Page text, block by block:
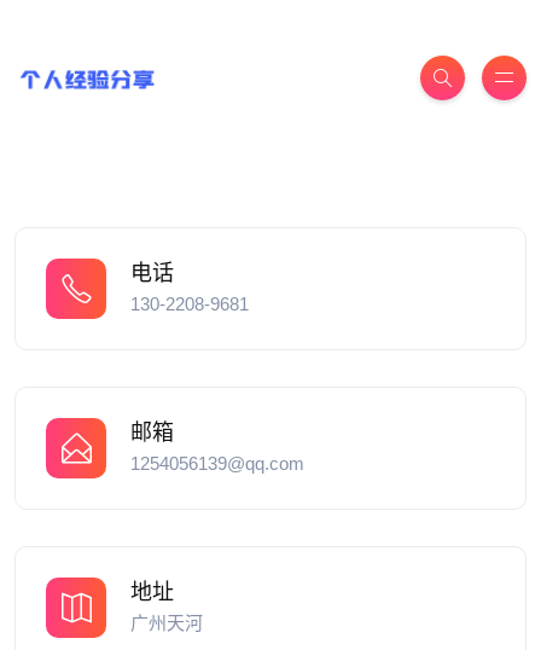
电话
130-2208-9681
邮箱
1254056139@qq.com
地址
广州天河